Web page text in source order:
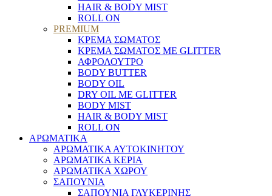
HAIR & BODY MIST
ROLL ON
PREMIUM
ΚΡΕΜΑ ΣΩΜΑΤΟΣ
ΚΡΕΜΑ ΣΩΜΑΤΟΣ ΜΕ GLITTER
ΑΦΡΟΛΟΥΤΡΟ
BODY BUTTER
BODY OIL
DRY OIL ΜΕ GLITTER
BODY MIST
HAIR & BODY MIST
ROLL ON
ΑΡΩΜΑΤΙΚΑ
ΑΡΩΜΑΤΙΚΑ ΑΥΤΟΚΙΝΗΤΟΥ
ΑΡΩΜΑΤΙΚΑ ΚΕΡΙΑ
ΑΡΩΜΑΤΙΚΑ ΧΩΡΟΥ
ΣΑΠΟΥΝΙΑ
ΣΑΠΟΥΝΙΑ ΓΛΥΚΕΡΙΝΗΣ